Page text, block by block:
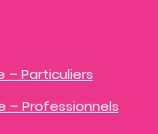
– Particuliers
– Professionnels